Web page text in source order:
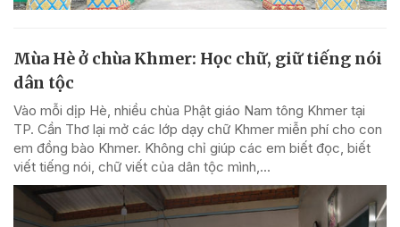
Mùa Hè ở chùa Khmer: Học chữ, giữ tiếng nói
dân tộc
Vào mỗi dịp Hè, nhiều chùa Phật giáo Nam tông Khmer tại
TP. Cần Thơ lại mở các lớp dạy chữ Khmer miễn phí cho con
em đồng bào Khmer. Không chỉ giúp các em biết đọc, biết
viết tiếng nói, chữ viết của dân tộc mình,...